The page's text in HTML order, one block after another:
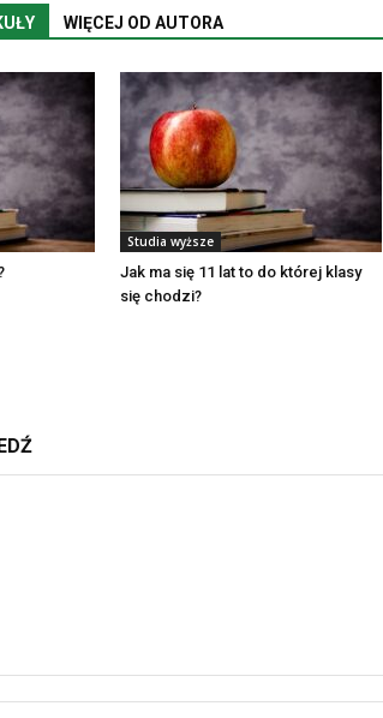
WIĘCEJ OD AUTORA
Studia wyższe
Jak ma się 11 lat to do której klasy
się chodzi?